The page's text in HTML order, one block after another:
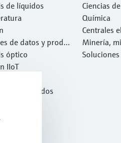
de líquidos
de datos y produ
sistema
óptico
IIoT
destacados
Ciencias
Química
Centrales
gía
Minería,
es